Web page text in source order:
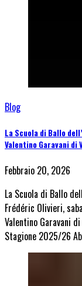
Blog
La Scuola di Ballo
Valentino Garavani di
Febbraio 20, 2026
La Scuola di Ballo
Frédéric Olivieri,
Valentino Garavani
Stagione 2025/26